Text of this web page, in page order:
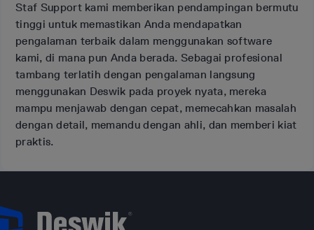
Staf Support kami memberikan pendampingan bermutu
tinggi untuk memastikan Anda mendapatkan
pengalaman terbaik dalam menggunakan software
kami, di mana pun Anda berada. Sebagai profesional
tambang terlatih dengan pengalaman langsung
menggunakan Deswik pada proyek nyata, mereka
mampu menjawab dengan cepat, memecahkan masalah
dengan detail, memandu dengan ahli, dan memberi kiat
praktis.